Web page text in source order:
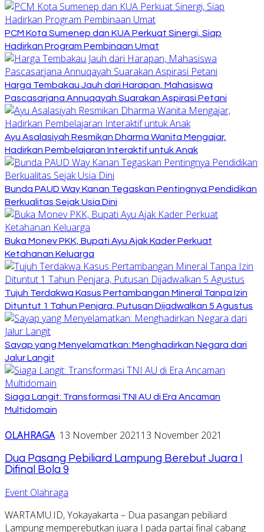
PCM Kota Sumenep dan KUA Perkuat Sinergi, Siap
Hadirkan Program Pembinaan Umat
Harga Tembakau Jauh dari Harapan, Mahasiswa
Pascasarjana Annuqayah Suarakan Aspirasi Petani
Ayu Asalasiyah Resmikan Dharma Wanita Mengajar,
Hadirkan Pembelajaran Interaktif untuk Anak
Bunda PAUD Way Kanan Tegaskan Pentingnya Pendidikan
Berkualitas Sejak Usia Dini
Buka Monev PKK, Bupati Ayu Ajak Kader Perkuat
Ketahanan Keluarga
Tujuh Terdakwa Kasus Pertambangan Mineral Tanpa Izin
Dituntut 1 Tahun Penjara, Putusan Dijadwalkan 5 Agustus
Sayap yang Menyelamatkan: Menghadirkan Negara dari
Jalur Langit
Siaga Langit: Transformasi TNI AU di Era Ancaman
Multidomain
OLAHRAGA 13 November 2021 13 November 2021
Dua Pasang Pebiliard Lampung Berebut Juara I
Difinal Bola 9
Event Olahraga
WARTAMU.ID, Yokayakarta – Dua pasangan pebiliard
Lampung memperebutkan juara I pada partai final cabang